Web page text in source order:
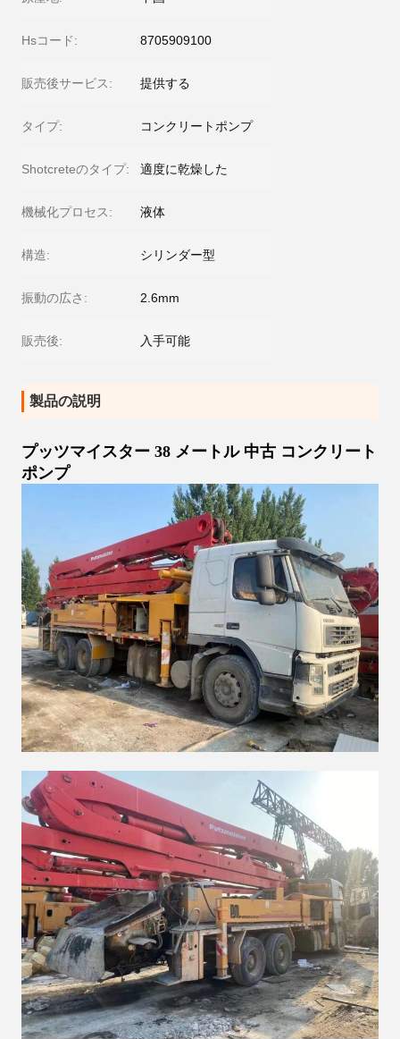
Hsコード: 8705909100
販売後サービス: 提供する
タイプ: コンクリートポンプ
Shotcreteのタイプ: 適度に乾燥した
機械化プロセス: 液体
構造: シリンダー型
振動の広さ: 2.6mm
販売後: 入手可能
製品の説明
プッツマイスター 38 メートル 中古 コンクリート
ポンプ